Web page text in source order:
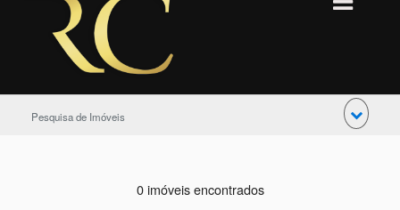
Pesquisa de Imóveis
0 imóveis encontrados